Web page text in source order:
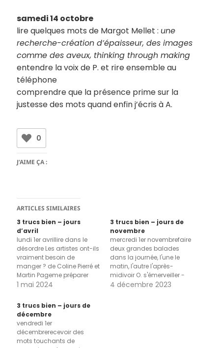
samedi 14 octobre
lire quelques mots de Margot Mellet : une
recherche-création d’épaisseur, des images
comme des aveux, thinking through making
entendre la voix de P. et rire ensemble au
téléphone
comprendre que la présence prime sur la
justesse des mots quand enfin j’écris à A.
0
J’AIME ÇA :
ARTICLES SIMILAIRES
3 trucs bien – jours
d’avril
lundi 1er avrillire dans le
désordre Les artistes ont-ils
vraiment besoin de
manger ? de Coline Pierré et
Martin Pageme préparer
une petite fiche à consulter
moments de grand
douteles oiseaux, concert
du soir après la pluie mardi
2 avrilla première session
de travail de notre…
1 mai 2024
3 trucs bien – jours de
novembre
mercredi 1er novembrefaire
deux grandes balades
dans la journée, l'une le
matin, l'autre l'après-
midivoir O. s'émerveiller -
wooo bouche ronde en
4 décembre 2023
3 trucs bien – jours de
décembre
vendredi 1er
décembrerecevoir des
mots touchants de